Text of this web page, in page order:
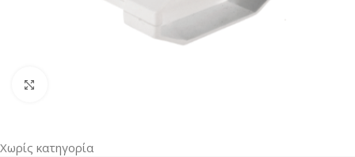
Χωρίς κατηγορία